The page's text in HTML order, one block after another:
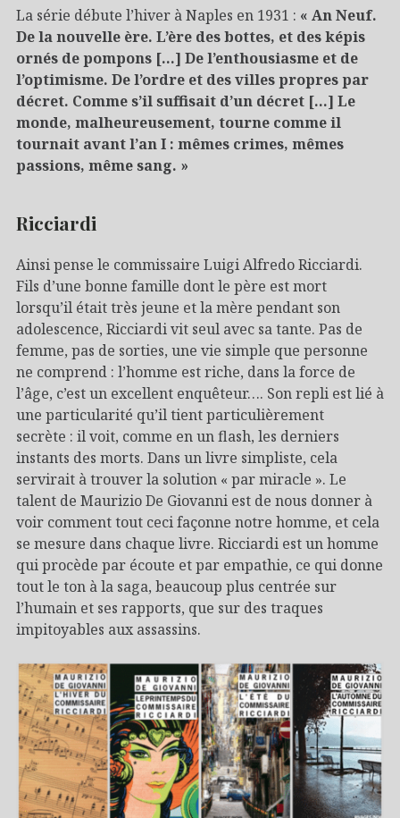
La série débute l’hiver à Naples en 1931 : « An Neuf.
De la nouvelle ère. L’ère des bottes, et des képis
ornés de pompons […] De l’enthousiasme et de
l’optimisme. De l’ordre et des villes propres par
décret. Comme s’il suffisait d’un décret […] Le
monde, malheureusement, tourne comme il
tournait avant l’an I : mêmes crimes, mêmes
passions, même sang. »
Ricciardi
Ainsi pense le commissaire Luigi Alfredo Ricciardi.
Fils d’une bonne famille dont le père est mort
lorsqu’il était très jeune et la mère pendant son
adolescence, Ricciardi vit seul avec sa tante. Pas de
femme, pas de sorties, une vie simple que personne
ne comprend : l’homme est riche, dans la force de
l’âge, c’est un excellent enquêteur…. Son repli est lié à
une particularité qu’il tient particulièrement
secrète : il voit, comme en un flash, les derniers
instants des morts. Dans un livre simpliste, cela
servirait à trouver la solution « par miracle ». Le
talent de Maurizio De Giovanni est de nous donner à
voir comment tout ceci façonne notre homme, et cela
se mesure dans chaque livre. Ricciardi est un homme
qui procède par écoute et par empathie, ce qui donne
tout le ton à la saga, beaucoup plus centrée sur
l’humain et ses rapports, que sur des traques
impitoyables aux assassins.